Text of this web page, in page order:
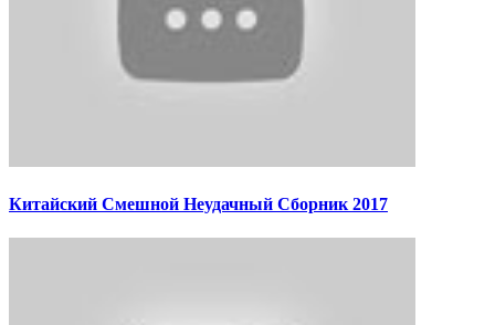
Китайский Смешной Неудачный Сборник 2017